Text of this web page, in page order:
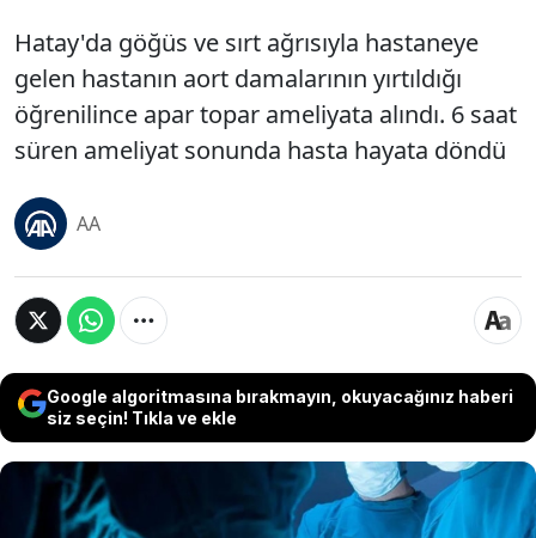
Hatay'da göğüs ve sırt ağrısıyla hastaneye
gelen hastanın aort damalarının yırtıldığı
öğrenilince apar topar ameliyata alındı. 6 saat
süren ameliyat sonunda hasta hayata döndü
AA
Google algoritmasına bırakmayın, okuyacağınız haberi
siz seçin! Tıkla ve ekle